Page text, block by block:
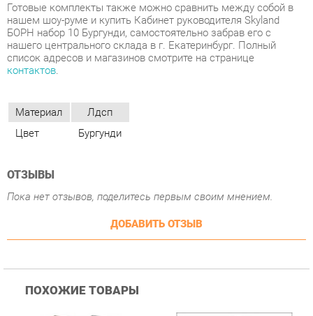
Материал
Лдсп
Цвет
Бургунди
Пока нет отзывов, поделитесь первым своим мнением.
ДОБАВИТЬ ОТЗЫВ
ПОХОЖИЕ ТОВАРЫ